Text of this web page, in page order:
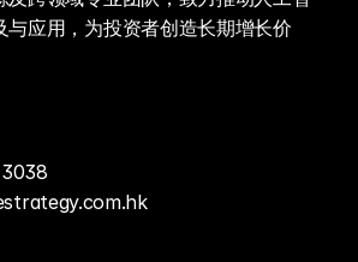
与应用，为投资者创造长期增长价